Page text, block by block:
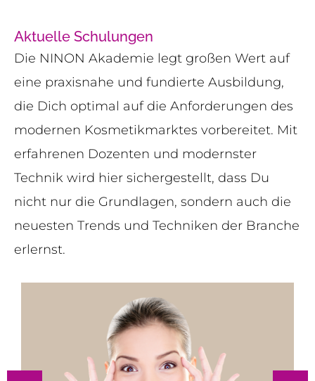
Aktuelle Schulungen
Die NINON Akademie legt großen Wert auf
eine praxisnahe und fundierte Ausbildung,
die Dich optimal auf die Anforderungen des
modernen Kosmetikmarktes vorbereitet. Mit
erfahrenen Dozenten und modernster
Technik wird hier sichergestellt, dass Du
nicht nur die Grundlagen, sondern auch die
neuesten Trends und Techniken der Branche
erlernst.